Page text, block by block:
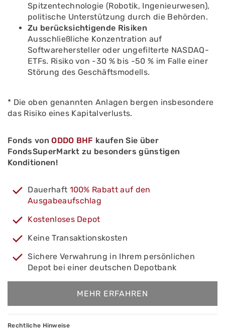
Spitzentechnologie (Robotik, Ingenieurwesen),
politische Unterstützung durch die Behörden.
Zu berücksichtigende Risiken
Ausschließliche Konzentration auf
Softwarehersteller oder ungefilterte NASDAQ-
ETFs. Risiko von -30 % bis -50 % im Falle einer
Störung des Geschäftsmodells.
* Die oben genannten Anlagen bergen insbesondere
das Risiko eines Kapitalverlusts.
Fonds vonODDO BHF kaufen Sie über
FondsSuperMarkt zu besonders günstigen
Konditionen!
Dauerhaft 100% Rabatt auf den
Ausgabeaufschlag
Kostenloses Depot
Keine Transaktionskosten
Sichere Verwahrung in Ihrem persönlichen
Depot bei einer deutschen Depotbank
MEHR ERFAHREN
Rechtliche Hinweise